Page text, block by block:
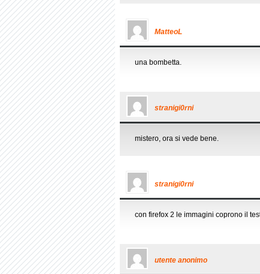
MatteoL
una bombetta.
stranigi0rni
mistero, ora si vede bene.
stranigi0rni
con firefox 2 le immagini coprono il
utente anonimo